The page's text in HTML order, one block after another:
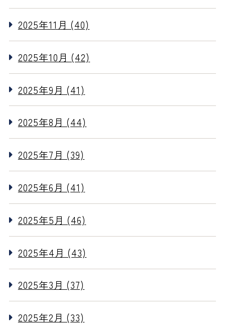
2025年11月 (40)
2025年10月 (42)
2025年9月 (41)
2025年8月 (44)
2025年7月 (39)
2025年6月 (41)
2025年5月 (46)
2025年4月 (43)
2025年3月 (37)
2025年2月 (33)